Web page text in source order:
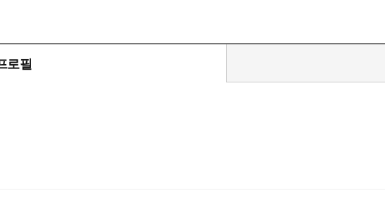
그 얹힌 기분으로부터 다시 무언가 꺼내어져 나올 것이다. 우리의 상자들이, 우리
로필